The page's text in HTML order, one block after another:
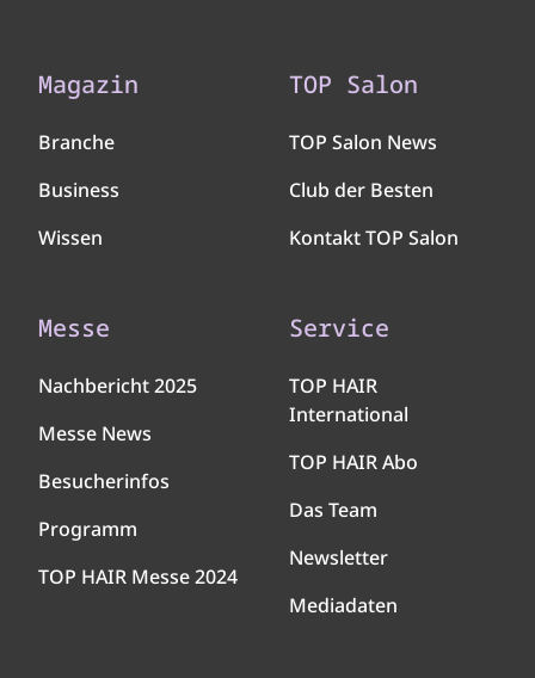
Magazin
Branche
Business
Wissen
TOP Salon
TOP Salon News
Club der Besten
Kontakt TOP Salon
Messe
Nachbericht 2025
Messe News
Besucherinfos
Programm
TOP HAIR Messe 2024
Service
TOP HAIR
International
TOP HAIR Abo
Das Team
Newsletter
Mediadaten